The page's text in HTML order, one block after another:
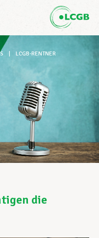
LCGB-RENTNER
die